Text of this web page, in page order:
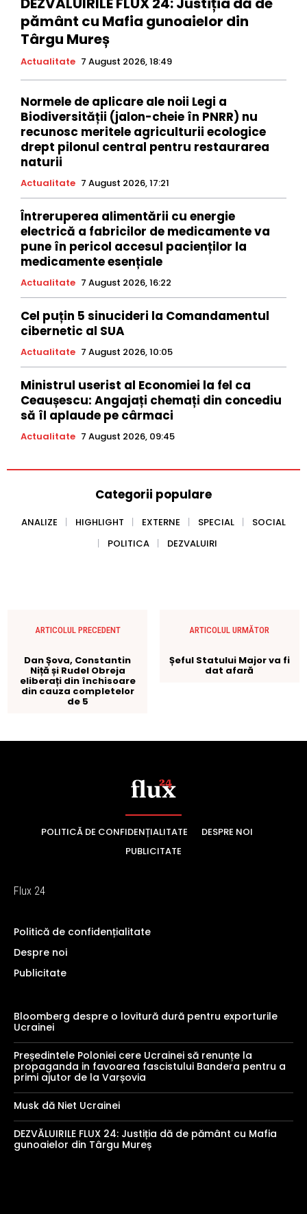
POLITICĂ DE CONFIDENȚIALITATE
DESPRE NOI
PUBLICITATE
Flux 24
Politică de confidențialitate
Despre noi
Publicitate
Bloomberg despre o lovitură dură pentru exporturile
Ucrainei
Președintele Poloniei cere Ucrainei să renunțe la
propaganda in favoarea fascistului Bandera pentru a
primi ajutor de la Varșovia
Musk dă Niet Ucrainei
DEZVĂLUIRILE FLUX 24: Justiția dă de pământ cu Mafia
gunoaielor din Târgu Mureș